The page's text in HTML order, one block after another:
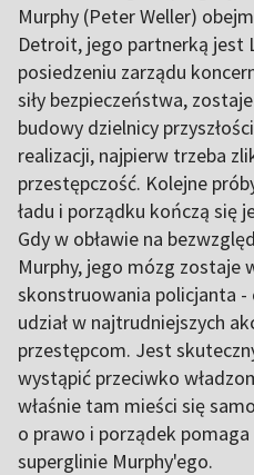
Murphy (Peter Weller)
Detroit, jego partnerką jest
posiedzeniu zarządu
siły bezpieczeństwa,
budowy dzielnicy
realizacji, najpierw trzeba
przestępczość. Kolejne
ładu i porządku kończą się
Gdy w obławie na
Murphy, jego mózg zostaje
skonstruowania policjanta -
udział w najtrudniejszych
przestępcom. Jest
wystąpić przeciwko
właśnie tam mieści się
o prawo i porządek
superglinie Murphy'ego.